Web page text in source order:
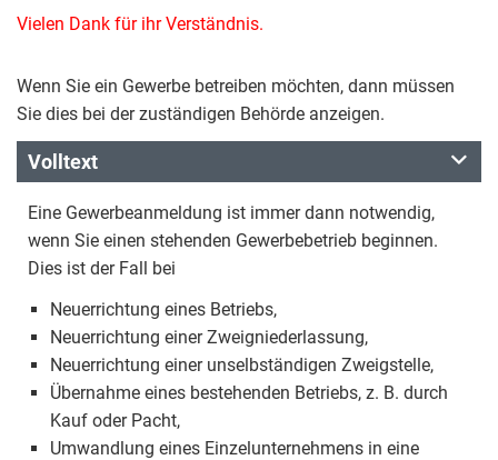
Vielen Dank für ihr Verständnis.
Wenn Sie ein Gewerbe betreiben möchten, dann müssen
Sie dies bei der zuständigen Behörde anzeigen.
Volltext
Eine Gewerbeanmeldung ist immer dann notwendig,
wenn Sie einen stehenden Gewerbebetrieb beginnen.
Dies ist der Fall bei
Neuerrichtung eines Betriebs,
Neuerrichtung einer Zweigniederlassung,
Neuerrichtung einer unselbständigen Zweigstelle,
Übernahme eines bestehenden Betriebs, z. B. durch
Kauf oder Pacht,
Umwandlung eines Einzelunternehmens in eine